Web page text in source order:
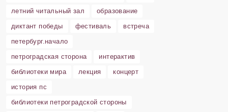
летний читальный зал
образование
диктант победы
фестиваль
встреча
петербург.начало
петроградская сторона
интерактив
библиотеки мира
лекция
концерт
история пс
библиотеки петроградской стороны